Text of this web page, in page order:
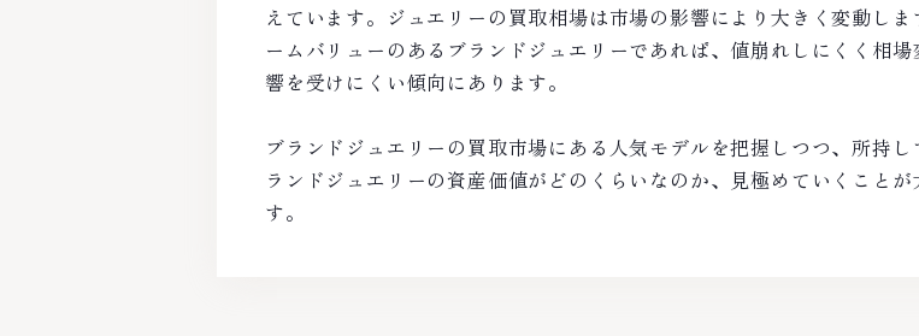
えています。ジュエリーの買取相場は市場の影響により大きく変動しま
ームバリューのあるブランドジュエリーであれば、値崩れしにくく相場
響を受けにくい傾向にあります。
ブランドジュエリーの買取市場にある人気モデルを把握しつつ、所持し
ランドジュエリーの資産価値がどのくらいなのか、見極めていくことが
す。